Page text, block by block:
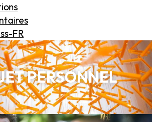
FR
PERSONNEL